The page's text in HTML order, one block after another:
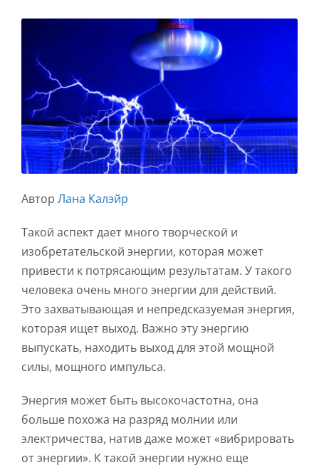
Автор Лана Калэйр
Такой аспект дает много творческой и
изобретательской энергии, которая может
привести к потрясающим результатам. У такого
человека очень много энергии для действий.
Это захватывающая и непредсказуемая энергия,
которая ищет выход. Важно эту энергию
выпускать, находить выход для этой мощной
силы, мощного импульса.
Энергия может быть высокочастотна, она
больше похожа на разряд молнии или
электричества, натив даже может «вибрировать
от энергии». К такой энергии нужно еще